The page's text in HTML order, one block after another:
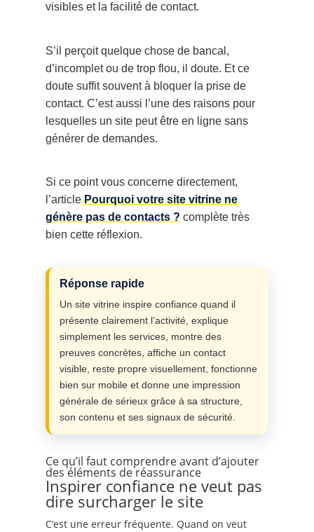
visibles et la facilité de contact.
S’il perçoit quelque chose de bancal,
d’incomplet ou de trop flou, il doute. Et ce
doute suffit souvent à bloquer la prise de
contact. C’est aussi l’une des raisons pour
lesquelles un site peut être en ligne sans
générer de demandes.
Si ce point vous concerne directement,
l’article Pourquoi votre site vitrine ne
génère pas de contacts ? complète très
bien cette réflexion.
Réponse rapide
Un site vitrine inspire confiance quand il
présente clairement l’activité, explique
simplement les services, montre des
preuves concrètes, affiche un contact
visible, reste propre visuellement, fonctionne
bien sur mobile et donne une impression
générale de sérieux grâce à sa structure,
son contenu et ses signaux de sécurité.
Ce qu’il faut comprendre avant d’ajouter
des éléments de réassurance
Inspirer confiance ne veut pas
dire surcharger le site
C’est une erreur fréquente. Quand on veut